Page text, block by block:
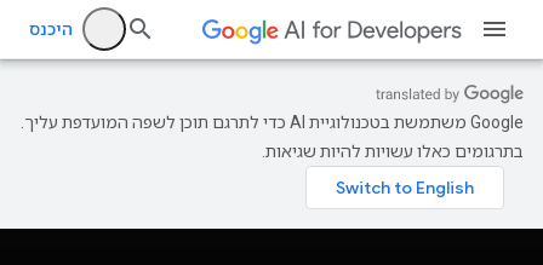
היכנס
‫Google משתמשת בטכנולוגיית AI כדי לתרגם תוכן לשפה המועדפת עליך.
בתרגומים כאלו עשויות להיות שגיאות.